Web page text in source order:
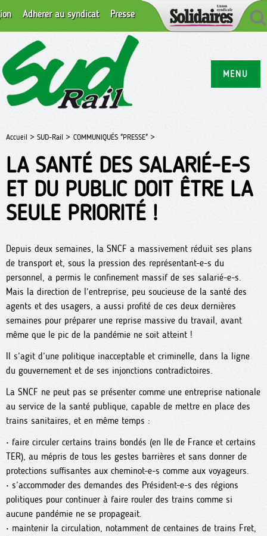
MENU
Adhérer au syndicat Presse
Accueil > SUD-Rail > COMMUNIQUÉS "PRESSE" >
LA SANTÉ DES SALARIÉ-E-S
ET DU PUBLIC DOIT ÊTRE LA
SEULE PRIORITÉ !
Depuis deux semaines, la SNCF a massivement réduit ses plans
de transport et, sous la pression des représentant-e-s du
personnel, a permis le confinement massif de ses salarié-e-s.
Mais la direction de l’entreprise, peu soucieuse de la santé des
agents et des usagers, a aussi profité de ces deux dernières
semaines pour préparer une reprise massive du travail, avant
même que le pic de la pandémie ne soit atteint !
Il s’agit d’une politique inacceptable et criminelle, dans la ligne
du gouvernement et de ses injonctions contradictoires.
La SNCF ne peut pas se présenter comme une entreprise nationale
au service de la santé publique, capable de mettre en place des
trains sanitaires, et en même temps :
• faire circuler certains trains bondés (en Ile de France et certains
TER), au mépris de tous les gestes barrières et sans donner de
protections suffisantes aux cheminot-e-s comme aux voyageurs.
• s’accommoder des demandes des Président-e-s des régions
politiques pour continuer à faire rouler des trains comme si
aucune pandémie ne se propageait.
• maintenir la circulation, notamment de centaines de trains Fret,